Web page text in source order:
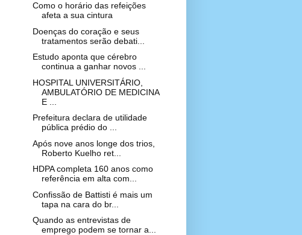
Como o horário das refeições
afeta a sua cintura
Doenças do coração e seus
tratamentos serão debati...
Estudo aponta que cérebro
continua a ganhar novos ...
HOSPITAL UNIVERSITÁRIO,
AMBULATÓRIO DE MEDICINA
E ...
Prefeitura declara de utilidade
pública prédio do ...
Após nove anos longe dos trios,
Roberto Kuelho ret...
HDPA completa 160 anos como
referência em alta com...
Confissão de Battisti é mais um
tapa na cara do br...
Quando as entrevistas de
emprego podem se tornar a...